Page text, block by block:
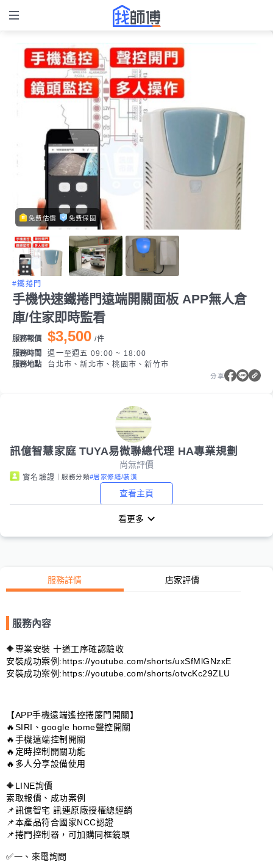
免費估價 免費保固
#鐵捲門
手機快速鐵捲門遠端開關面板 APP無人倉
庫/住家即時監看
服務報價 $3,500 /件
服務時間
週一至週五 09:00 ~ 18:00
服務地點
台北市、新北市、桃園市、新竹市
分享
訊億智慧家庭 TUYA易微聯總代理 HA專業規劃
尚無評價
實名驗證 ｜服務分類#居家修繕/裝潢
查看主頁
看更多
服務詳情 店家評價
服務內容
🔶專業安裝 十道工序確認驗收
安裝成功案例:https://youtube.com/shorts/uxSfMlGNzxE
安裝成功案例:https://youtube.com/shorts/otvcKc29ZLU
【APP手機遠端遙控捲簾門開關】
🔥SIRI、google home聲控開關
🔥手機遠端控制開關
🔥定時控制開關功能
🔥多人分享設備使用
🔶LINE詢價
索取報價、成功案例
📌訊億智宅 訊連原廠授權總經銷
📌本產品符合國家NCC認證
📌捲門控制器，可加購同框鏡頭
✅一、來電詢問